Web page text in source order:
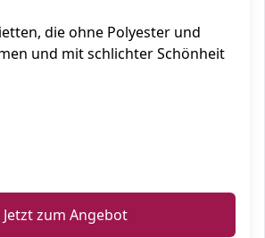
die ohne Polyester und
und mit schlichter Schönheit
Jetzt zum Angebot